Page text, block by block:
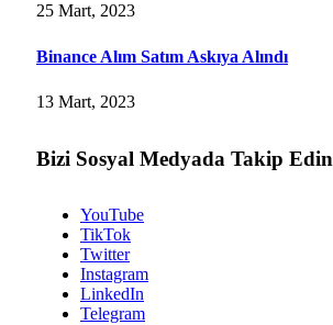
25 Mart, 2023
Binance Alım Satım Askıya Alındı
13 Mart, 2023
Bizi Sosyal Medyada Takip Edin
YouTube
TikTok
Twitter
Instagram
LinkedIn
Telegram